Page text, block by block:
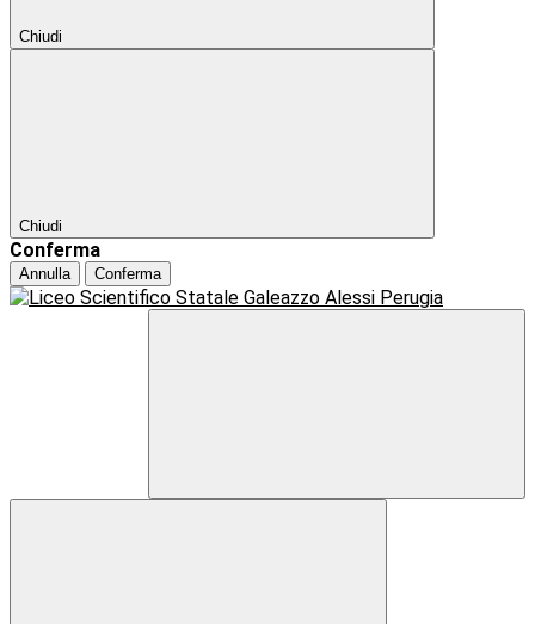
Chiudi
Chiudi
Conferma
Annulla Conferma